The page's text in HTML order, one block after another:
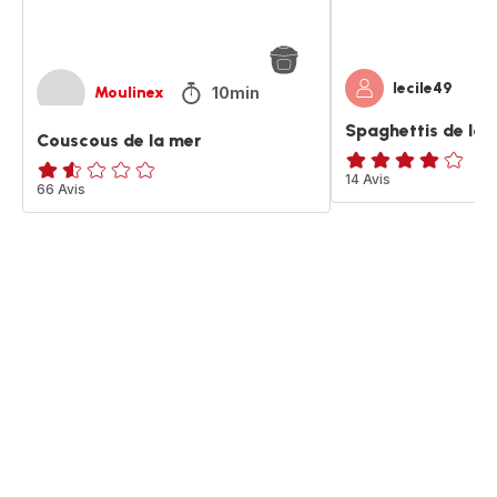
Moulinex 10min
Couscous de la mer
ratings.1.5
66 Avis
lecile49
Spaghettis de la
Avis
4
14 Avis